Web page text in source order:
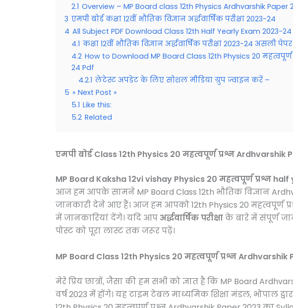
2.1 Overview – MP Board class 12th Physics Ardhvarshik Paper
3 एमपी बोर्ड कक्षा 12वीं भौतिक विज्ञान अर्द्धवार्षिक परीक्षा 2023-24
4 All Subject PDF Download Class 12th Half Yearly Exam 2023-24
4.1 कक्षा 12वीं भौतिक विज्ञान अर्द्धवार्षिक परीक्षा 2023-24 असली पेपर
4.2 How to Download MP Board Class 12th Physics 20
24 Pdf
4.2.1 लेटेस्ट अपडेट के लिए सोशल मीडिया ग्रुप ज्वाइन करें –
5 » Next Post »
5.1 Like this:
5.2 Related
एमपी बोर्ड Class 12th Physics 20 महत्वपूर्ण प्रश्न Ardhvarshik
MP Board Kaksha 12vi vishay Physics 20 महत्वपूर्ण प्रश्न
आज हम आपके सामने MP Board Class 12th भौतिक विज्ञान
जानकारी देने आए हैं। आज हम आपको 12th Physics 20 महत्वपूर्ण
में जानकारियां देंगे। यदि आप अर्द्धवार्षिक परीक्षाके बारे में संपूर्ण
पोस्ट को पूरा लास्ट तक जरूर पढ़ें।
MP Board Class 12th Physics 20 महत्वपूर्ण प्रश्न
मेरे प्रिय छात्रों, जैसा की हम सभी को ज्ञात है कि MP Board
वर्ष 2023 में होंगे। यह टाइम टेबल माध्यमिक शिक्षा मंडल, भोपाल